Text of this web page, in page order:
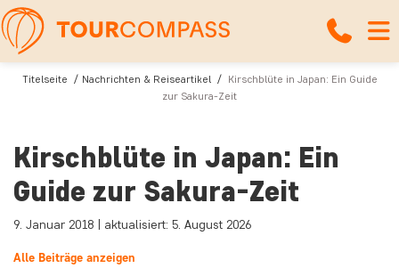
Titelseite Nachrichten & Reiseartikel
Kirschblüte in Japan: Ein Guide
zur Sakura-Zeit
Kirschblüte in Japan: Ein
Guide zur Sakura-Zeit
9. Januar 2018 | aktualisiert: 5. August 2026
Alle Beiträge anzeigen